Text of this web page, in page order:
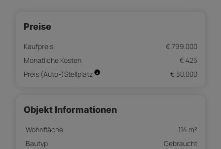
Preise
Kaufpreis
€ 799.000
Monatliche Kosten
€ 425
Preis (Auto-)Stellplatz
€ 30.000
Objekt Informationen
Wohnfläche
114 m²
Bautyp
Gebraucht